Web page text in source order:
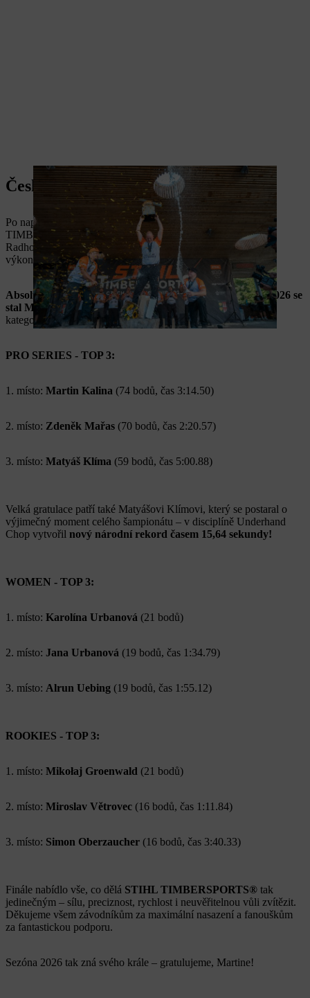
Česko zná svého mistra!
Po napínavé kvalifikaci vyvrcholila česká série STIHL
TIMBERSPORTS® 2026 na Horečkách ve Frenštátu pod
Radhoštěm. Finálový den přinesl parádní atmosféru, špičkové
výkony i momenty, na které se bude ještě dlouho vzpomínat.
Absolutním vítězem a mistrem České republiky pro rok 2026 se
stal Martin Kalina, který si suverénně došel pro titul v hlavní
kategorii PRO!
PRO SERIES - TOP 3:
1. místo: Martin Kalina (74 bodů, čas 3:14.50)
2. místo: Zdeněk Mařas (70 bodů, čas 2:20.57)
3. místo: Matyáš Klíma (59 bodů, čas 5:00.88)
Velká gratulace patří také Matyášovi Klímovi, který se postaral o
výjimečný moment celého šampionátu – v disciplíně Underhand
Chop vytvořil nový národní rekord časem 15,64 sekundy!
WOMEN - TOP 3:
1. místo: Karolína Urbanová (21 bodů)
2. místo: Jana Urbanová (19 bodů, čas 1:34.79)
3. místo: Alrun Uebing (19 bodů, čas 1:55.12)
ROOKIES - TOP 3:
1. místo: Mikołaj Groenwald (21 bodů)
2. místo: Miroslav Větrovec (16 bodů, čas 1:11.84)
3. místo: Simon Oberzaucher (16 bodů, čas 3:40.33)
Finále nabídlo vše, co dělá STIHL TIMBERSPORTS® tak
jedinečným – sílu, preciznost, rychlost i neuvěřitelnou vůli zvítězit.
Děkujeme všem závodníkům za maximální nasazení a fanouškům
za fantastickou podporu.
Sezóna 2026 tak zná svého krále – gratulujeme, Martine!